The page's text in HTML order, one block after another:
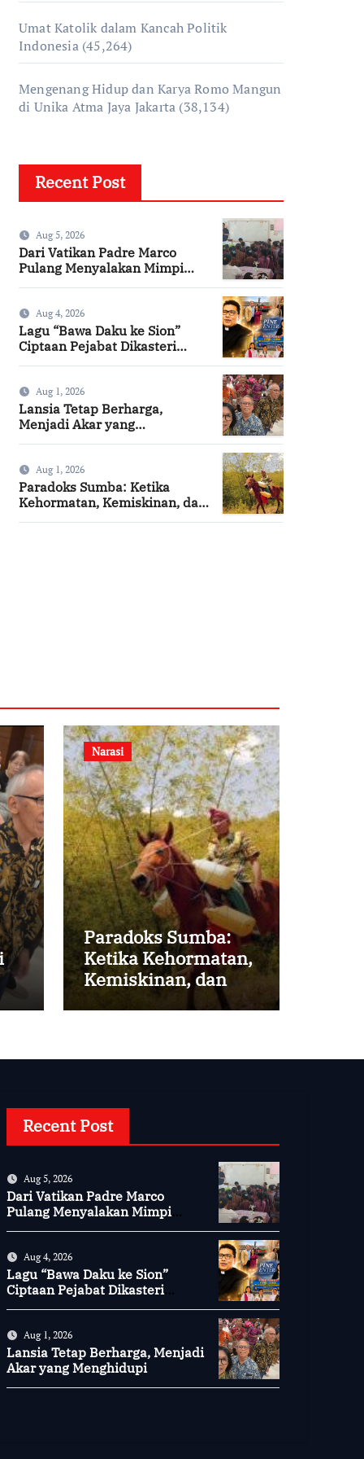
Umat Katolik dalam Kancah Politik
Indonesia (45,264)
Mengenang Hidup dan Karya Romo Mangun
di Unika Atma Jaya Jakarta (38,134)
Recent Post
Aug 5, 2026
Dari Vatikan Padre Marco
Pulang Menyalakan Mimpi
Aug 4, 2026
Lagu “Bawa Daku ke Sion”
Ciptaan Pejabat Dikasteri
Aug 1, 2026
Lansia Tetap Berharga,
Menjadi Akar yang
Aug 1, 2026
Paradoks Sumba: Ketika
Kehormatan, Kemiskinan, dan
Narasi
Paradoks Sumba:
Ketika Kehormatan,
Kemiskinan, dan
Harapan Berjalan
Recent Post
Aug 5, 2026
Dari Vatikan Padre Marco
Pulang Menyalakan Mimpi
Aug 4, 2026
Lagu “Bawa Daku ke Sion”
Ciptaan Pejabat Dikasteri
Aug 1, 2026
Lansia Tetap Berharga, Menjadi
Akar yang Menghidupi